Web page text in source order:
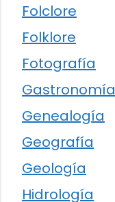
Folclore
Folklore
Fotografía
Gastronomía
Genealogía
Geografía
Geología
Hidrología